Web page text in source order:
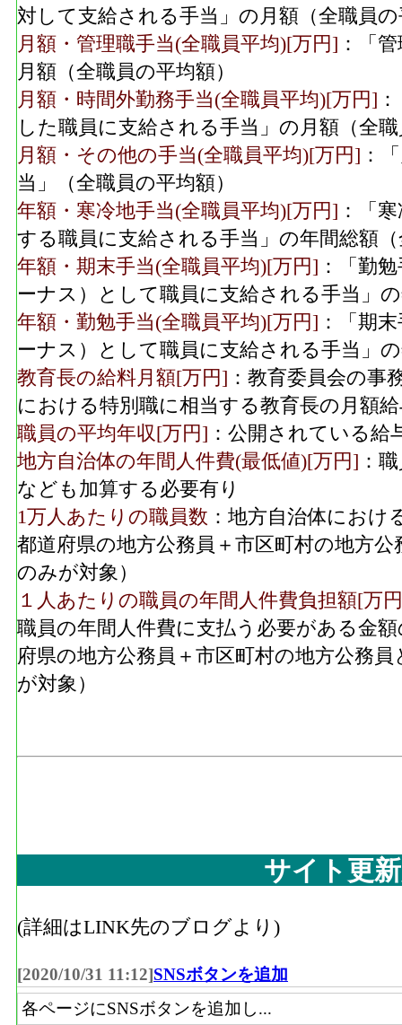
対して支給される手当」の月額（全職員
月額・管理職手当(全職員平均)[万円] ：「
月額（全職員の平均額）
月額・時間外勤務手当(全職員平均)[万円]
した職員に支給される手当」の月額（全
月額・その他の手当(全職員平均)[万円] ：
当」（全職員の平均額）
年額・寒冷地手当(全職員平均)[万円] ：「
する職員に支給される手当」の年間総額
年額・期末手当(全職員平均)[万円] ：「勤
ーナス）として職員に支給される手当」
年額・勤勉手当(全職員平均)[万円] ：「期
ーナス）として職員に支給される手当」
教育長の給料月額[万円] ：教育委員会の事
における特別職に相当する教育長の月額
職員の平均年収[万円] ：公開されている
地方自治体の年間人件費(最低値)[万円] ：
なども加算する必要有り
1万人あたりの職員数 ：地方自治体におけ
都道府県の地方公務員＋市区町村の地方
のみが対象）
１人あたりの職員の年間人件費負担額[万
職員の年間人件費に支払う必要がある金
府県の地方公務員＋市区町村の地方公務
が対象）
サイト更
(詳細はLINK先のブログより)
[2020/10/31 11:12]SNSボタンを追加
各ページにSNSボタンを追加し...